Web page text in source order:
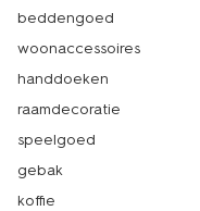
beddengoed
woonaccessoires
handdoeken
raamdecoratie
speelgoed
gebak
koffie